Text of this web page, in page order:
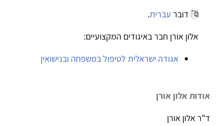
מטפל ב מבוגרים
חרדה,יחסי הורים-ילדיםוקשיים בזוגיות
דוברעברית.